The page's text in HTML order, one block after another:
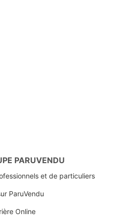
PARUVENDU
et de particuliers
ParuVendu
Online